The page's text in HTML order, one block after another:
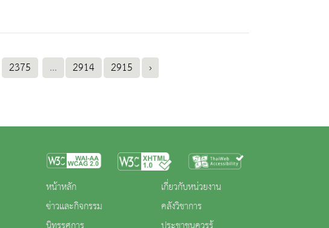
2375 ... 2914 2915 ›
หน้าหลัก
ข่าวและกิจกรรม
เกี่ยวกับหน่วยงาน
คลังวิชาการ